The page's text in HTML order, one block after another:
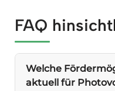
FAQ
Welche
aktuell für